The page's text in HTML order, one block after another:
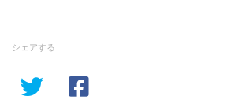
シェアする